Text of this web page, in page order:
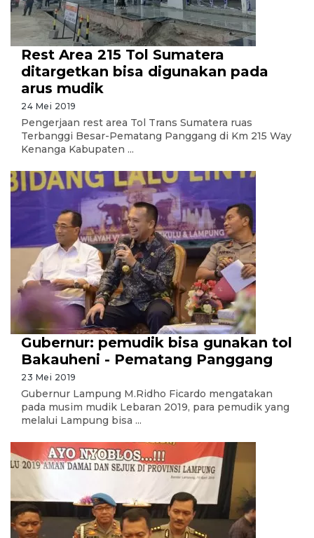
Rest Area 215 Tol Sumatera
ditargetkan bisa digunakan pada
arus mudik
24 Mei 2019
Pengerjaan rest area Tol Trans Sumatera ruas
Terbanggi Besar-Pematang Panggang di Km 215 Way
Kenanga Kabupaten ...
Gubernur: pemudik bisa gunakan tol
Bakauheni - Pematang Panggang
23 Mei 2019
Gubernur Lampung M.Ridho Ficardo mengatakan
pada musim mudik Lebaran 2019, para pemudik yang
melalui Lampung bisa ...